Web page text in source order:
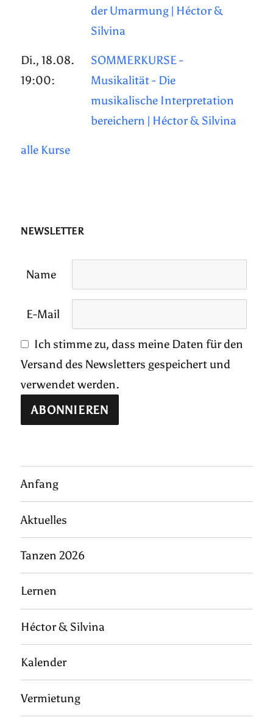
der Umarmung | Héctor &
Silvina
Di., 18.08.
19:00:
SOMMERKURSE -
Musikalität - Die
musikalische Interpretation
bereichern | Héctor & Silvina
alle Kurse
NEWSLETTER
Name
E-Mail
Ich stimme zu, dass meine Daten für den
Versand des Newsletters gespeichert und
verwendet werden.
Anfang
Aktuelles
Tanzen 2026
Lernen
Héctor & Silvina
Kalender
Vermietung